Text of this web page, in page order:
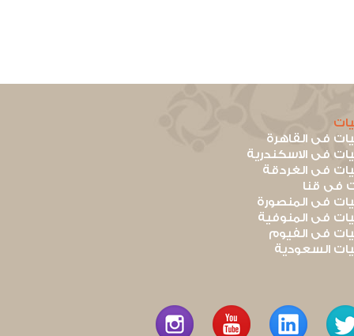
فى القاهرة
فى الاسكندرية
فى الغردقة
فى قنا
فى المنصورة
فى المنوفية
فى الفيوم
السعودية